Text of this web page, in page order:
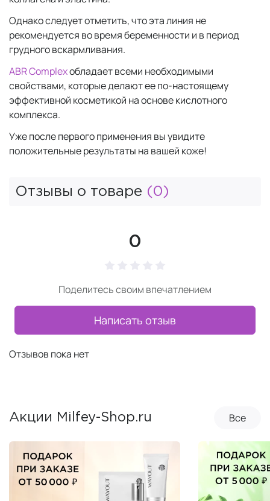
Однако следует отметить, что эта линия не
рекомендуется во время беременности и в период
грудного вскармливания.
ABR Complexобладает всеми необходимыми
свойствами, которые делают ее по-настоящему
эффективной косметикой на основе кислотного
комплекса.
Уже после первого применения вы увидите
положительные результаты на вашей коже!
Отзывы о товаре (0)
0
Поделитесь своим впечатлением
Написать отзыв
Отзывов пока нет
Акции Milfey-Shop.ru Все